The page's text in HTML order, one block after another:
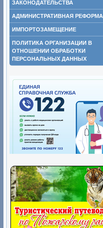
ЗАКОНОДАТЕЛЬСТВА
АДМИНИСТРАТИВНАЯ РЕФОРМА
ИМПОРТОЗАМЕЩЕНИЕ
ПОЛИТИКА ОРГАНИЗАЦИИ В
ОТНОШЕНИИ ОБРАБОТКИ
ПЕРСОНАЛЬНЫХ ДАННЫХ